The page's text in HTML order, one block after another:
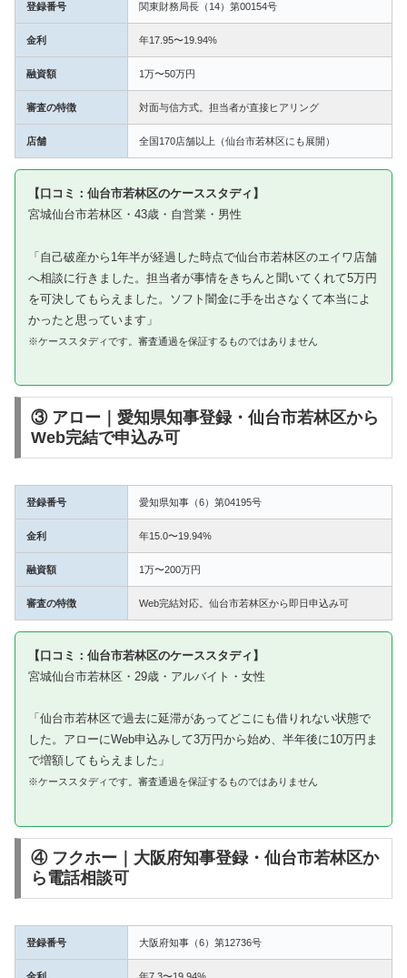
登録番号 関東財務局長（14）第00154号
金利 年17.95〜19.94%
融資額 1万〜50万円
審査の特徴 対面与信方式。担当者が直接ヒアリング
店舗 全国170店舗以上（仙台市若林区にも展開）
【口コミ：仙台市若林区のケーススタディ】
宮城仙台市若林区・43歳・自営業・男性
「自己破産から1年半が経過した時点で仙台市若林区のエイワ店舗
へ相談に行きました。担当者が事情をきちんと聞いてくれて5万円
を可決してもらえました。ソフト闇金に手を出さなくて本当によ
かったと思っています」
※ケーススタディです。審査通過を保証するものではありません
③ アロー｜愛知県知事登録・仙台市若林区から
Web完結で申込み可
登録番号 愛知県知事（6）第04195号
金利 年15.0〜19.94%
融資額 1万〜200万円
審査の特徴 Web完結対応。仙台市若林区から即日申込み可
【口コミ：仙台市若林区のケーススタディ】
宮城仙台市若林区・29歳・アルバイト・女性
「仙台市若林区で過去に延滞があってどこにも借りれない状態で
した。アローにWeb申込みして3万円から始め、半年後に10万円ま
で増額してもらえました」
※ケーススタディです。審査通過を保証するものではありません
④ フクホー｜大阪府知事登録・仙台市若林区か
ら電話相談可
登録番号 大阪府知事（6）第12736号